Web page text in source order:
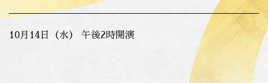
10月14日（水） 午後2時開演